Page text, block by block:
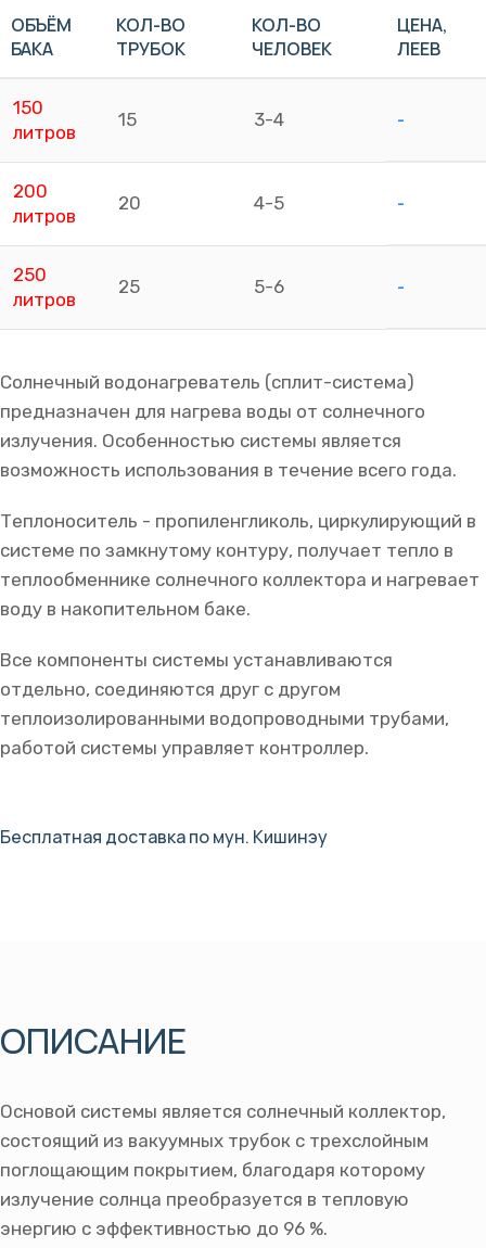
ОБЪЁМ
БАКА
КОЛ-ВО
ТРУБОК
КОЛ-ВО
ЧЕЛОВЕК
ЦЕНА,
ЛЕЕВ
150
литров
15 3-4 -
200
литров
20 4-5 -
250
литров
25 5-6 -
Солнечный водонагреватель (сплит-система)
предназначен для нагрева воды от солнечного
излучения. Особенностью системы является
возможность использования в течение всего года.
Теплоноситель - пропиленгликоль, циркулирующий в
системе по замкнутому контуру, получает тепло в
теплообменнике солнечного коллектора и нагревает
воду в накопительном баке.
Все компоненты системы устанавливаются
отдельно, соединяются друг с другом
теплоизолированными водопроводными трубами,
работой системы управляет контроллер.
Бесплатная доставка по мун. Кишинэу
ОПИСАНИЕ
Основой системы является солнечный коллектор,
состоящий из вакуумных трубок с трехслойным
поглощающим покрытием, благодаря которому
излучение солнца преобразуется в тепловую
энергию с эффективностью до 96 %.